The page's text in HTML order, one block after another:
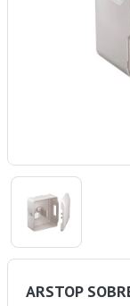
ARSTOP